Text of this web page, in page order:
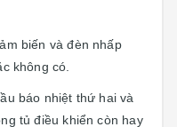
biến và đèn nhấp
không có.
báo nhiệt thứ hai và
tủ điều khiển còn hay